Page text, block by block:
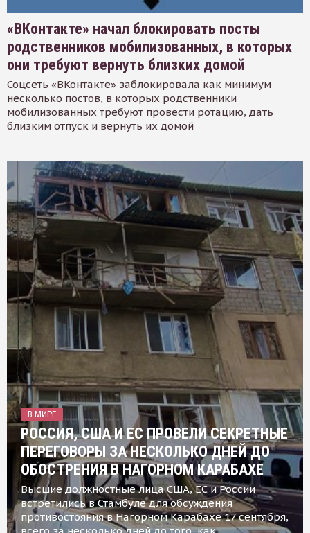
«ВКонтакте» начал блокировать посты
родственников мобилизованных, в которых
они требуют вернуть близких домой
Соцсеть «ВКонтакте» заблокировала как минимум
несколько постов, в которых родственники
мобилизованных требуют провести ротацию, дать
близким отпуск и вернуть их домой
В МИРЕ
РОССИЯ, США И ЕС ПРОВЕЛИ СЕКРЕТНЫЕ
ПЕРЕГОВОРЫ ЗА НЕСКОЛЬКО ДНЕЙ ДО
ОБОСТРЕНИЯ В НАГОРНОМ КАРАБАХЕ
Высшие должностные лица США, ЕС и России
встретились в Стамбуле для обсуждения
противостояния в Нагорном Карабахе 17 сентября,
всего за несколько дней до того, как